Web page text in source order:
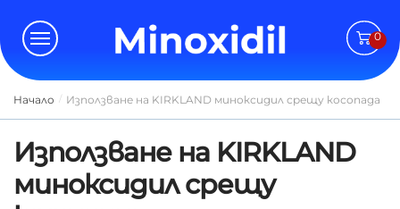
navigation
content
0
Начало / Използване на KIRKLAND миноксидил срещу косопада
Използване на KIRKLAND
миноксидил срещу